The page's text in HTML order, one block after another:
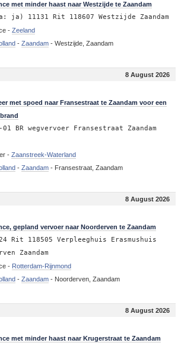
met minder haast naar Westzijde te Zaandam
ja) 11131 Rit 118607 Westzijde Zaandam
- Zeeland
- Zaandam- Westzijde, Zaandam
8 August 2026
met spoed naar Fransestraat te Zaandam voor een
01 BR wegvervoer Fransestraat Zaandam
- Zaanstreek-Waterland
- Zaandam- Fransestraat, Zaandam
8 August 2026
gepland vervoer naar Noorderven te Zaandam
Rit 118505 Verpleeghuis Erasmushuis
Zaandam
- Rotterdam-Rijnmond
- Zaandam- Noorderven, Zaandam
8 August 2026
met minder haast naar Krugerstraat te Zaandam